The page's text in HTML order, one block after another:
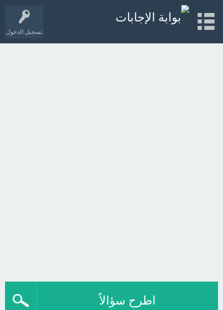
تسجيل الدخول
اطرح سؤالاً